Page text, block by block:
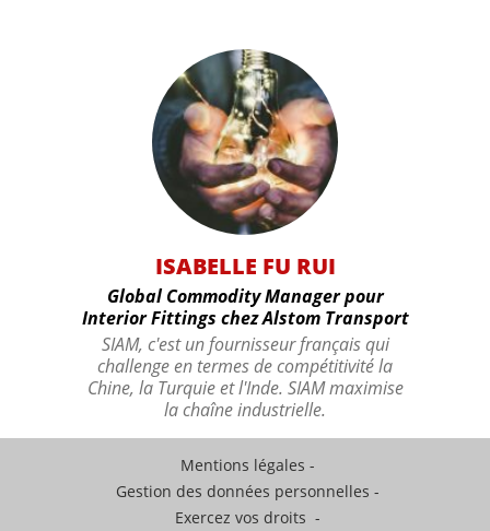
ISABELLE FU RUI
Global Commodity Manager pour
Interior Fittings chez Alstom Transport
SIAM, c'est un fournisseur français qui
challenge en termes de compétitivité la
Chine, la Turquie et l'Inde. SIAM maximise
la chaîne industrielle.
Mentions légales
Gestion des données personnelles
Exercez vos droits